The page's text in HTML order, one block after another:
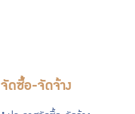
จัดซื้อ-จัดจ้าง